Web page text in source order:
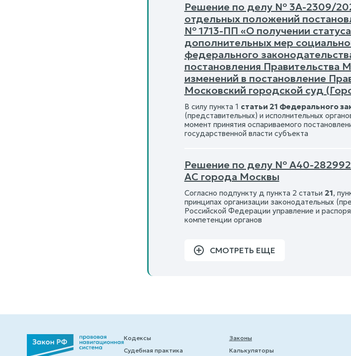
Решение по делу № 3А-2309/
отдельных положений
№ 1713-ПП «О получении
дополнительных мер
федерального
постановления
изменений в постановление
Московский городской суд
В силу пункта 1 статьи 21 Федерального
(представительных) и исполнительных
момент принятия оспариваемого
государственной власти субъекта
Решение по делу № А40-
АС города Москвы
Согласно подпункту д пункта 2 статьи 21,
принципах организации законодательных
Российской Федерации управление и
компетенции органов
СМОТРЕТЬ ЕЩЕ
Кодексы
Судебная практика
Законы
Калькуляторы